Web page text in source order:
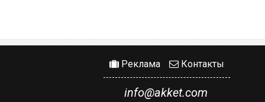
Реклама Контакты
info@akket.com